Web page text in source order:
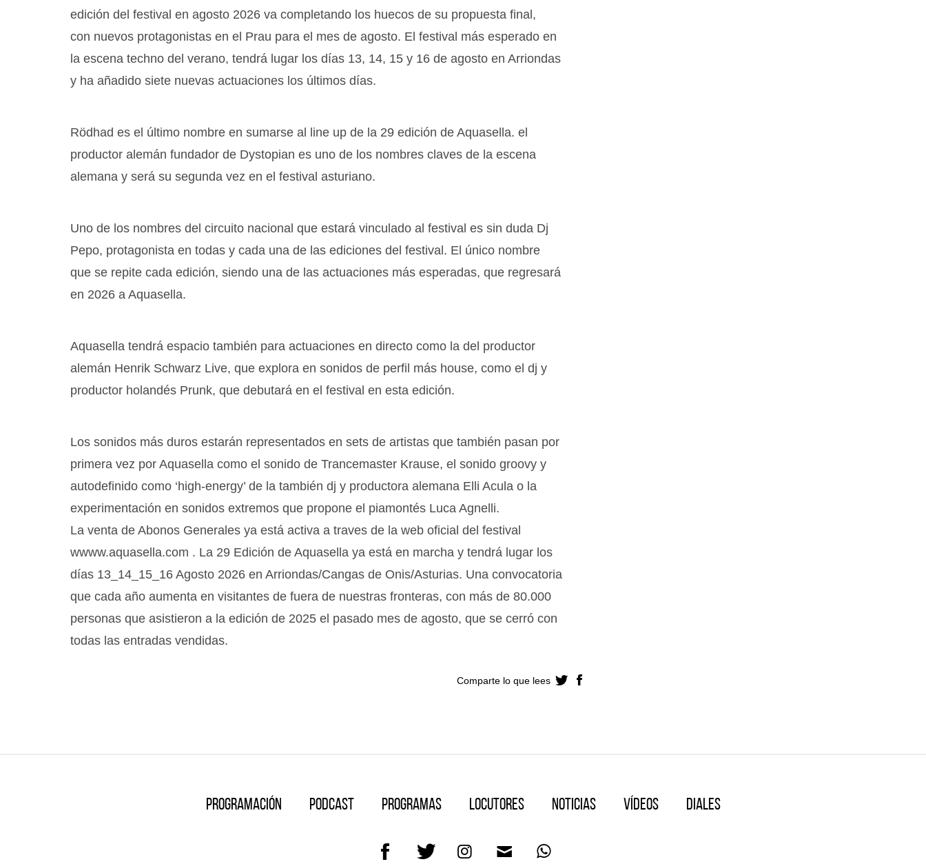
edición del festival en agosto 2026 va completando los huecos de su propuesta final,
con nuevos protagonistas en el Prau para el mes de agosto. El festival más esperado en
la escena techno del verano, tendrá lugar los días 13, 14, 15 y 16 de agosto en Arriondas
y ha añadido siete nuevas actuaciones los últimos días.
Rödhad es el último nombre en sumarse al line up de la 29 edición de Aquasella. el
productor alemán fundador de Dystopian es uno de los nombres claves de la escena
alemana y será su segunda vez en el festival asturiano.
Uno de los nombres del circuito nacional que estará vinculado al festival es sin duda Dj
Pepo, protagonista en todas y cada una de las ediciones del festival. El único nombre
que se repite cada edición, siendo una de las actuaciones más esperadas, que regresará
en 2026 a Aquasella.
Aquasella tendrá espacio también para actuaciones en directo como la del productor
alemán Henrik Schwarz Live, que explora en sonidos de perfil más house, como el dj y
productor holandés Prunk, que debutará en el festival en esta edición.
Los sonidos más duros estarán representados en sets de artistas que también pasan por
primera vez por Aquasella como el sonido de Trancemaster Krause, el sonido groovy y
autodefinido como ‘high-energy’ de la también dj y productora alemana Elli Acula o la
experimentación en sonidos extremos que propone el piamontés Luca Agnelli.
La venta de Abonos Generales ya está activa a traves de la web oficial del festival
wwww.aquasella.com . La 29 Edición de Aquasella ya está en marcha y tendrá lugar los
días 13_14_15_16 Agosto 2026 en Arriondas/Cangas de Onis/Asturias. Una convocatoria
que cada año aumenta en visitantes de fuera de nuestras fronteras, con más de 80.000
personas que asistieron a la edición de 2025 el pasado mes de agosto, que se cerró con
todas las entradas vendidas.
Comparte lo que lees
Programación Podcast Programas Locutores Noticias Vídeos Diales